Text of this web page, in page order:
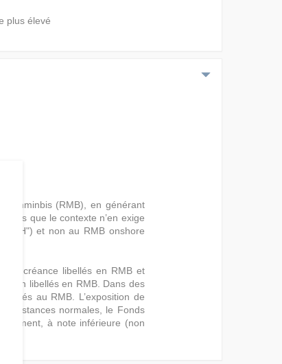
plus élevé
renminbis (RMB), en générant
que le contexte n’en exige
et non au RMB onshore
de créance libellés en RMB et
non libellés en RMB. Dans des
au RMB. L’exposition de
normales, le Fonds
à note inférieure (non